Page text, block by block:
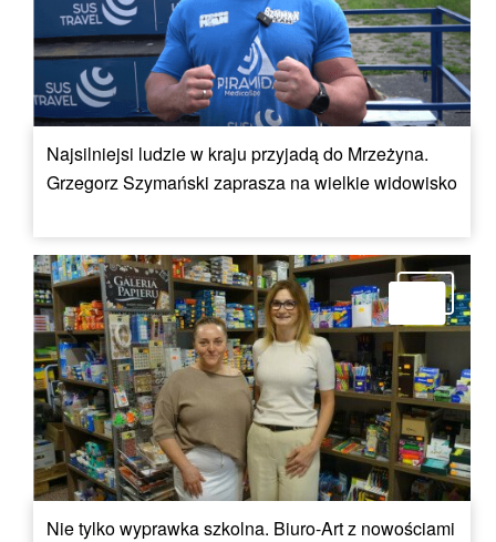
Najsilniejsi ludzie w kraju przyjadą do Mrzeżyna.
Grzegorz Szymański zaprasza na wielkie widowisko
Nie tylko wyprawka szkolna. Biuro-Art z nowościami